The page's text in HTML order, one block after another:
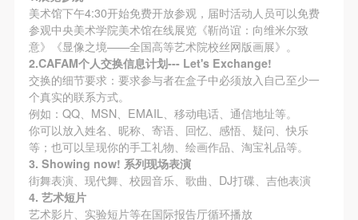
美术馆下午4:30开始免费开放参观，届时活动人员可以免费
参观中央美术学院美术馆在线展览《靳尚谊：向维米尔致
意》《显像之境——全国高等艺术院校丝网版画展》。
2.CAFAM个人交换信息计划--- Let's Exchange!
交换的细节要求：要求参与者在盒子中必须放入自己至少一
个真实的联系方式。
例如：QQ、MSN、EMAIL、移动电话、通信地址等。
你可以放入姓名、昵称、寄语、回忆、感悟、疑问、快乐
等；也可以呈现你的手工礼物、绘画作品、淘宝礼品等。
3. Showing now! 系列现场表演
街舞表演、现代舞、校园音乐、歌曲、DJ打碟、吉他表演
4. 艺术短片
艺术影片、实验短片等在国际报告厅循环播放
主。
（3）、乙方为甲方拍摄中央美术学院公共教育部所
有公教活动。
二、拍摄内容、使用形式、使用地域范围
（1）、拍摄内容 乙方拍摄的带有甲方肖像的作品内
容包括：①中央美术学院美术馆②中央美术学院校园
内○3由中央美术学院公共教育部策划或执行的一切活
动。
（2）、使用形式 用于中央美术学院图书出版、销售
主。
（3）、乙方为甲方拍摄中央美术学院公共教育部所
有公教活动。
二、拍摄内容、使用形式、使用地域范围
（1）、拍摄内容 乙方拍摄的带有甲方肖像的作品内
容包括：①中央美术学院美术馆②中央美术学院校园
内○3由中央美术学院公共教育部策划或执行的一切活
动。
（2）、使用形式 用于中央美术学院图书出版、销售
主。
（3）、乙方为甲方拍摄中央美术学院公共教育部所
有公教活动。
二、拍摄内容、使用形式、使用地域范围
（1）、拍摄内容 乙方拍摄的带有甲方肖像的作品内
容包括：①中央美术学院美术馆②中央美术学院校园
内○3由中央美术学院公共教育部策划或执行的一切活
动。
（2）、使用形式 用于中央美术学院图书出版、销售